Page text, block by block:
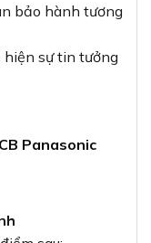
bảo hành tương
sự tin tưởng
Panasonic